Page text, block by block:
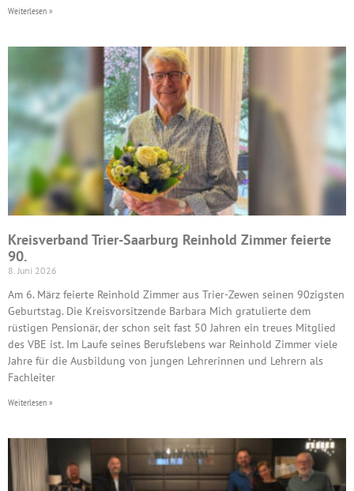
Weiterlesen »
Kreisverband Trier-Saarburg Reinhold Zimmer feierte
90.
8. Juni 2026
Am 6. März feierte Reinhold Zimmer aus Trier-Zewen seinen 90zigsten
Geburtstag. Die Kreisvorsitzende Barbara Mich gratulierte dem
rüstigen Pensionär, der schon seit fast 50 Jahren ein treues Mitglied
des VBE ist. Im Laufe seines Berufslebens war Reinhold Zimmer viele
Jahre für die Ausbildung von jungen Lehrerinnen und Lehrern als
Fachleiter
Weiterlesen »